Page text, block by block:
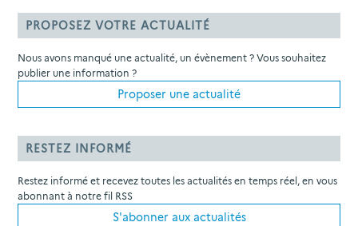
PROPOSEZ VOTRE ACTUALITÉ
Nous avons manqué une actualité, un évènement ? Vous souhaitez
publier une information ?
Proposer une actualité
RESTEZ INFORMÉ
Restez informé et recevez toutes les actualités en temps réel, en vous
abonnant à notre fil RSS
S'abonner aux actualités